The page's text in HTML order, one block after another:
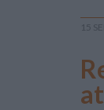
15